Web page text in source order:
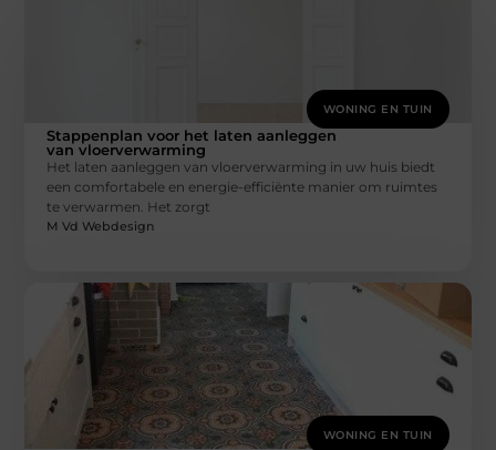
WONING EN TUIN
Stappenplan voor het laten aanleggen
van vloerverwarming
Het laten aanleggen van vloerverwarming in uw huis biedt
een comfortabele en energie-efficiënte manier om ruimtes
te verwarmen. Het zorgt
M Vd Webdesign
WONING EN TUIN